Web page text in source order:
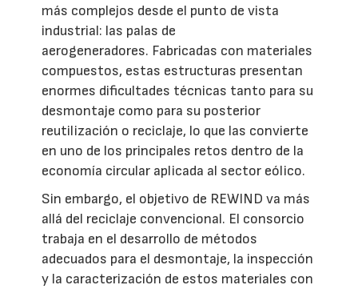
más complejos desde el punto de vista
industrial: las palas de
aerogeneradores. Fabricadas con materiales
compuestos, estas estructuras presentan
enormes dificultades técnicas tanto para su
desmontaje como para su posterior
reutilización o reciclaje, lo que las convierte
en uno de los principales retos dentro de la
economía circular aplicada al sector eólico.
Sin embargo, el objetivo de REWIND va más
allá del reciclaje convencional. El consorcio
trabaja en el desarrollo de métodos
adecuados para el desmontaje, la inspección
y la caracterización de estos materiales con